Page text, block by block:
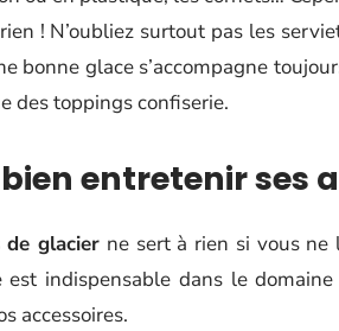
! N’oubliez surtout pas les
bonne glace s’accompagne
des toppings confiserie.
entretenir ses
de glacier ne sert à rien si vous ne
est indispensable dans le
accessoires.